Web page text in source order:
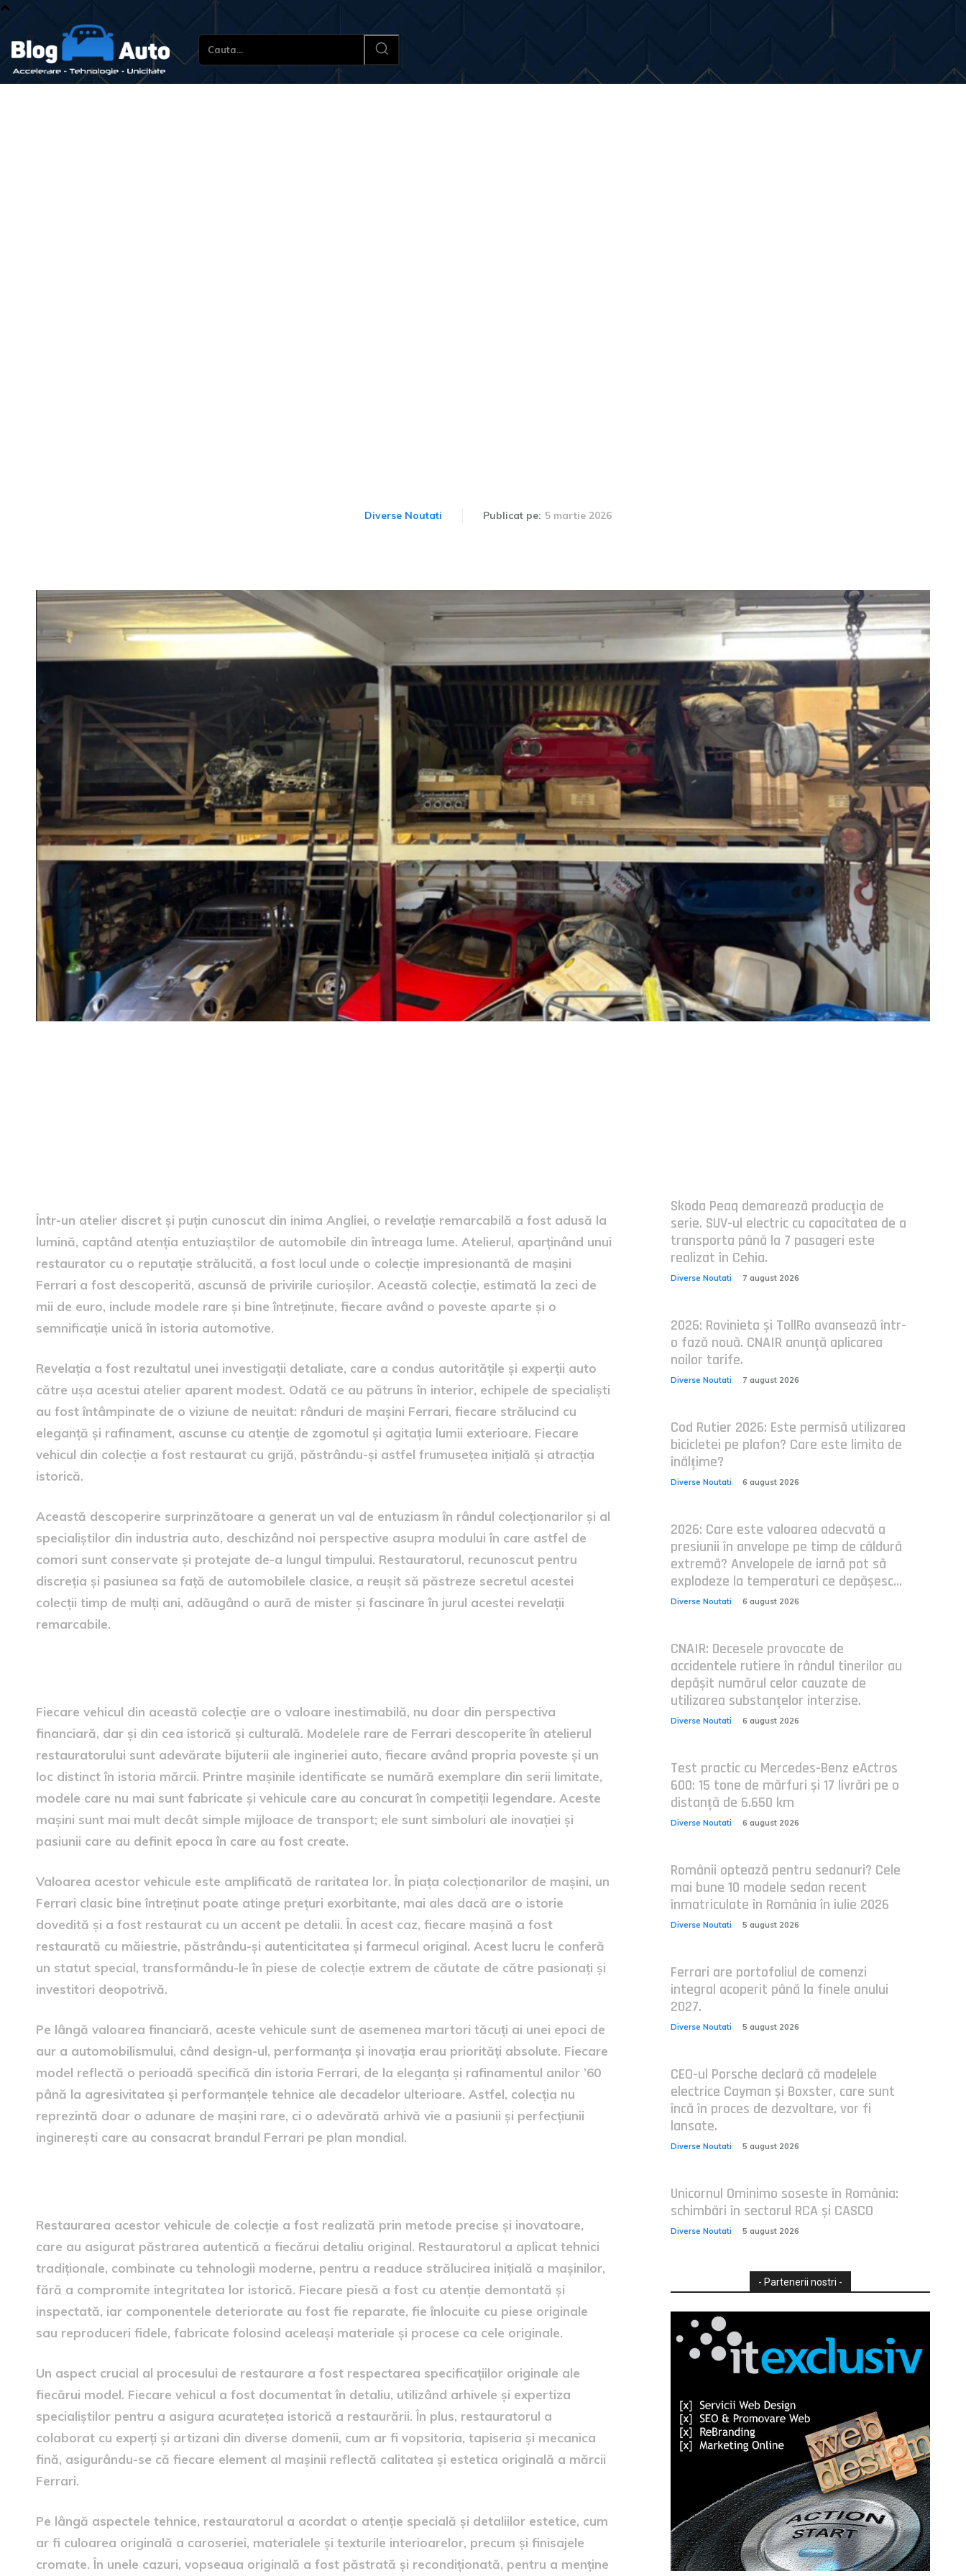
Cauta...
Diverse Noutati Publicat pe: 5 martie 2026
Într-un atelier discret și puțin cunoscut din inima Angliei, o revelație remarcabilă a fost adusă la
lumină, captând atenția entuziaștilor de automobile din întreaga lume. Atelierul, aparținând unui
restaurator cu o reputație strălucită, a fost locul unde o colecție impresionantă de mașini
Ferrari a fost descoperită, ascunsă de privirile curioșilor. Această colecție, estimată la zeci de
mii de euro, include modele rare și bine întreținute, fiecare având o poveste aparte și o
semnificație unică în istoria automotive.
Revelația a fost rezultatul unei investigații detaliate, care a condus autoritățile și experții auto
către ușa acestui atelier aparent modest. Odată ce au pătruns în interior, echipele de specialiști
au fost întâmpinate de o viziune de neuitat: rânduri de mașini Ferrari, fiecare strălucind cu
eleganță și rafinament, ascunse cu atenție de zgomotul și agitația lumii exterioare. Fiecare
vehicul din colecție a fost restaurat cu grijă, păstrându-și astfel frumusețea inițială și atracția
istorică.
Această descoperire surprinzătoare a generat un val de entuziasm în rândul colecționarilor și al
specialiștilor din industria auto, deschizând noi perspective asupra modului în care astfel de
comori sunt conservate și protejate de-a lungul timpului. Restauratorul, recunoscut pentru
discreția și pasiunea sa față de automobilele clasice, a reușit să păstreze secretul acestei
colecții timp de mulți ani, adăugând o aură de mister și fascinare în jurul acestei revelații
remarcabile.
Fiecare vehicul din această colecție are o valoare inestimabilă, nu doar din perspectiva
financiară, dar și din cea istorică și culturală. Modelele rare de Ferrari descoperite în atelierul
restauratorului sunt adevărate bijuterii ale ingineriei auto, fiecare având propria poveste și un
loc distinct în istoria mărcii. Printre mașinile identificate se numără exemplare din serii limitate,
modele care nu mai sunt fabricate și vehicule care au concurat în competiții legendare. Aceste
mașini sunt mai mult decât simple mijloace de transport; ele sunt simboluri ale inovației și
pasiunii care au definit epoca în care au fost create.
Valoarea acestor vehicule este amplificată de raritatea lor. În piața colecționarilor de mașini, un
Ferrari clasic bine întreținut poate atinge prețuri exorbitante, mai ales dacă are o istorie
dovedită și a fost restaurat cu un accent pe detalii. În acest caz, fiecare mașină a fost
restaurată cu măiestrie, păstrându-și autenticitatea și farmecul original. Acest lucru le conferă
un statut special, transformându-le în piese de colecție extrem de căutate de către pasionați și
investitori deopotrivă.
Pe lângă valoarea financiară, aceste vehicule sunt de asemenea martori tăcuți ai unei epoci de
aur a automobilismului, când design-ul, performanța și inovația erau priorități absolute. Fiecare
model reflectă o perioadă specifică din istoria Ferrari, de la eleganța și rafinamentul anilor ’60
până la agresivitatea și performanțele tehnice ale decadelor ulterioare. Astfel, colecția nu
reprezintă doar o adunare de mașini rare, ci o adevărată arhivă vie a pasiunii și perfecțiunii
inginerești care au consacrat brandul Ferrari pe plan mondial.
Restaurarea acestor vehicule de colecție a fost realizată prin metode precise și inovatoare,
care au asigurat păstrarea autentică a fiecărui detaliu original. Restauratorul a aplicat tehnici
tradiționale, combinate cu tehnologii moderne, pentru a readuce strălucirea inițială a mașinilor,
fără a compromite integritatea lor istorică. Fiecare piesă a fost cu atenție demontată și
inspectată, iar componentele deteriorate au fost fie reparate, fie înlocuite cu piese originale
sau reproduceri fidele, fabricate folosind aceleași materiale și procese ca cele originale.
Un aspect crucial al procesului de restaurare a fost respectarea specificațiilor originale ale
fiecărui model. Fiecare vehicul a fost documentat în detaliu, utilizând arhivele și expertiza
specialiștilor pentru a asigura acuratețea istorică a restaurării. În plus, restauratorul a
colaborat cu experți și artizani din diverse domenii, cum ar fi vopsitoria, tapiseria și mecanica
fină, asigurându-se că fiecare element al mașinii reflectă calitatea și estetica originală a mărcii
Ferrari.
Pe lângă aspectele tehnice, restauratorul a acordat o atenție specială și detaliilor estetice, cum
ar fi culoarea originală a caroseriei, materialele și texturile interioarelor, precum și finisajele
cromate. În unele cazuri, vopseaua originală a fost păstrată și recondiționată, pentru a menține
Skoda Peaq demarează producția de
serie. SUV-ul electric cu capacitatea de a
transporta până la 7 pasageri este
realizat în Cehia.
Diverse Noutati 7 august 2026
2026: Rovinieta și TollRo avansează într-
o fază nouă. CNAIR anunță aplicarea
noilor tarife.
Diverse Noutati 7 august 2026
Cod Rutier 2026: Este permisă utilizarea
bicicletei pe plafon? Care este limita de
înălțime?
Diverse Noutati 6 august 2026
2026: Care este valoarea adecvată a
presiunii în anvelope pe timp de căldură
extremă? Anvelopele de iarnă pot să
explodeze la temperaturi ce depășesc...
Diverse Noutati 6 august 2026
CNAIR: Decesele provocate de
accidentele rutiere în rândul tinerilor au
depășit numărul celor cauzate de
utilizarea substanțelor interzise.
Diverse Noutati 6 august 2026
Test practic cu Mercedes-Benz eActros
600: 15 tone de mărfuri și 17 livrări pe o
distanță de 6.650 km
Diverse Noutati 6 august 2026
Românii optează pentru sedanuri? Cele
mai bune 10 modele sedan recent
înmatriculate în România în iulie 2026
Diverse Noutati 5 august 2026
Ferrari are portofoliul de comenzi
integral acoperit până la finele anului
2027.
Diverse Noutati 5 august 2026
CEO-ul Porsche declară că modelele
electrice Cayman și Boxster, care sunt
încă în proces de dezvoltare, vor fi
lansate.
Diverse Noutati 5 august 2026
Unicornul Ominimo soseste în România:
schimbări în sectorul RCA și CASCO
Diverse Noutati 5 august 2026
- Partenerii nostri -